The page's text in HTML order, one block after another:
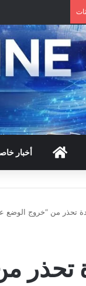
HOMEأخبار
تحذر من “خروج